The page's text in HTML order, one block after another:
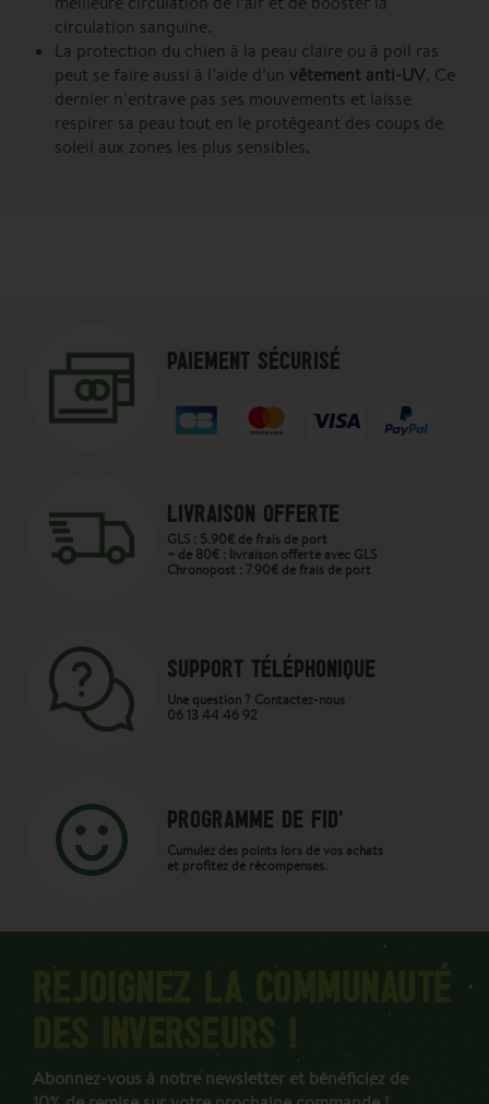
circulation sanguine.
La protection du chien à la peau claire ou à poil ras
peut se faire aussi à l’aide d’un vêtement anti-UV. Ce
dernier n’entrave pas ses mouvements et laisse
respirer sa peau tout en le protégeant des coups de
soleil aux zones les plus sensibles.
PAIEMENT SÉCURISÉ
LIVRAISON OFFERTE
GLS : 5.90€ de frais de port
+ de 80€ : livraison offerte avec GLS
Chronopost : 7.90€ de frais de port
SUPPORT TÉLÉPHONIQUE
Une question ? Contactez-nous
06 13 44 46 92
PROGRAMME DE FID'
Cumulez des points lors de vos achats
et profitez de récompenses.
REJOIGNEZ LA COMMUNAUTÉ
Abonnez-vous à notre newsletter et bénéficiez de